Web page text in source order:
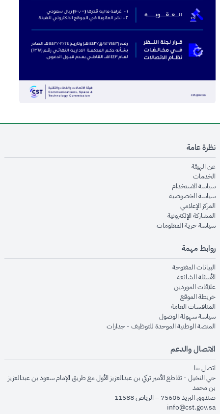
نظرة عامة
عن الهيئةopens in new window
الخدماتopens in new window
سياسة الاستخدام
سياسة الخصوصيةopens in new window
المركز الإعلاميopens in new window
المشاركة الإلكترونيةopens in new window
سياسة حرية المعلوماتopens in new window
روابط مهمة
البيانات المفتوحةopens in new window
الأسئلة الشائعةopens in new window
علاقات الموردينopens in new window
خريطة الموقعopens in new window
المنافسات العامةopens in new window
سياسة سهولة الوصولopens in new window
المنصة الوطنية الموحدة للتوظيف - جداراتopens in new window
الاتصال والدعم
اتصل بنا
حي النخيل - تقاطع الأمير تركي بن عبدالعزيز الأول مع طريق الإمام سعود بن عبدالعزيز
بن محمد
صندوق البريد 75606 – الرياض 11588
info@cst.gov.sa